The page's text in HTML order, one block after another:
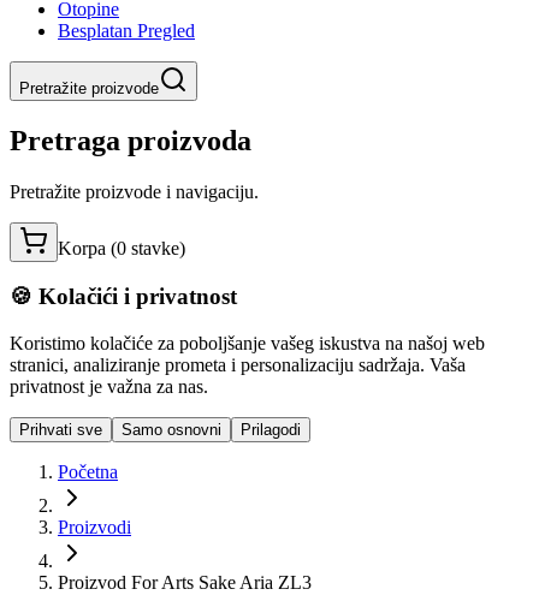
Otopine
Besplatan Pregled
Pretražite proizvode
Pretraga proizvoda
Pretražite proizvode i navigaciju.
Korpa (0 stavke)
🍪 Kolačići i privatnost
Koristimo kolačiće za poboljšanje vašeg iskustva na našoj web
stranici, analiziranje prometa i personalizaciju sadržaja. Vaša
privatnost je važna za nas.
Prihvati sve Samo osnovni Prilagodi
Početna
Proizvodi
Proizvod For Arts Sake Aria ZL3